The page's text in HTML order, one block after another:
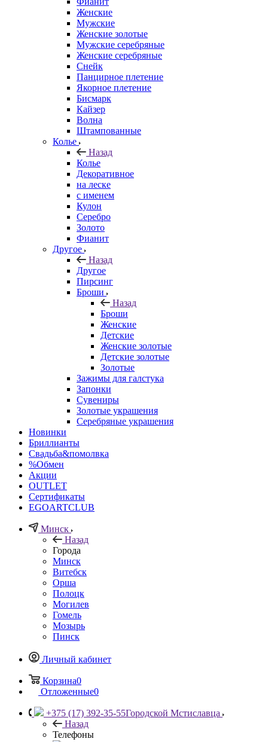
Женские
Мужские
Женские золотые
Мужские серебряные
Женские серебряные
Снейк
Панцирное плетение
Якорное плетение
Бисмарк
Кайзер
Волна
Штампованные
Колье
Назад
Колье
Декоративное
на леске
с именем
Кулон
Серебро
Золото
Фианит
Другое
Назад
Другое
Пирсинг
Броши
Назад
Броши
Женские
Детские
Женские золотые
Детские золотые
Золотые
Зажимы для галстука
Запонки
Сувениры
Золотые украшения
Серебряные украшения
Новинки
Бриллианты
Свадьба&помолвка
%Обмен
Акции
OUTLET
Сертификаты
EGOARTCLUB
Минск
Назад
Города
Минск
Витебск
Орша
Полоцк
Могилев
Гомель
Мозырь
Пинск
Личный кабинет
Корзина0
Отложенные0
+375 (17) 392-35-55Городской Мстиславца
Назад
Телефоны